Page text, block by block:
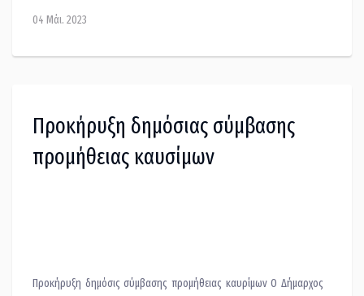
2023. Ενημερωθείτε για τις λεπτομέρειες της ανακοίνωσης στο
04 Μάι. 2023
Προκήρυξη δημόσιας σύμβασης
προμήθειας καυσίμων
Προκήρυξη δημόσις σύμβασης προμήθειας καυρίμων Ο Δήμαρχος